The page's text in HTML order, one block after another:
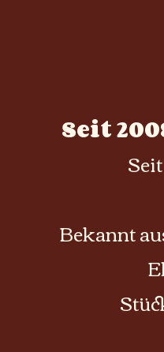
Seit
Bekannt